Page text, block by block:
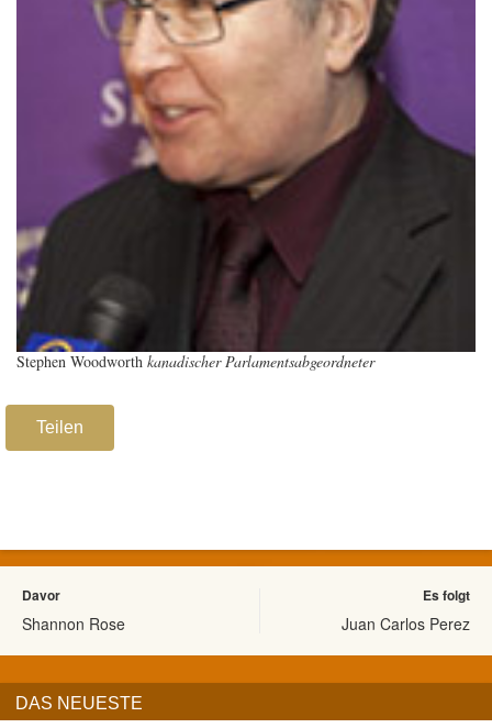
Stephen Woodworth kanadischer Parlamentsabgeordneter
Teilen
Davor
Shannon Rose
Es folgt
Juan Carlos Perez
DAS NEUESTE